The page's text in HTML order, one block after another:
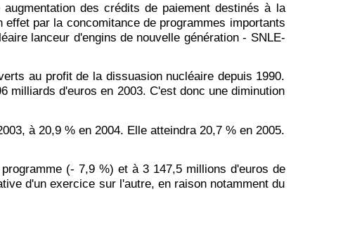
des crédits de paiement destinés à la
par la concomitance de programmes importants
lanceur d'engins de nouvelle génération - SNLE-
au profit de la dissuasion nucléaire depuis 1990.
milliards d'euros en 2003. C'est donc une diminution
à 20,9 % en 2004. Elle atteindra 20,7 % en 2005.
(- 7,9 %) et à 3 147,5 millions d'euros de
d'un exercice sur l'autre, en raison notamment du